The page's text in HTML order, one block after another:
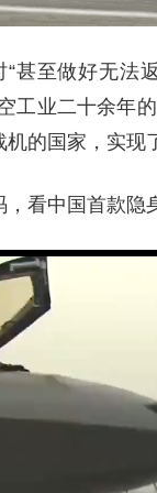
甚至做好无法
工业二十余年
机的国家，实现
，看中国首款隐